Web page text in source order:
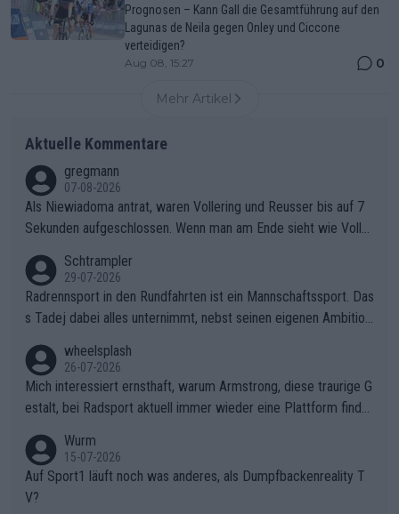
Prognosen – Kann Gall die Gesamtführung auf den
Lagunas de Neila gegen Onley und Ciccone
verteidigen?
Aug 08, 15:27 0
Mehr Artikel
Aktuelle Kommentare
gregmann
07-08-2026
Als Niewiadoma antrat, waren Vollering und Reusser bis auf 7
Sekunden aufgeschlossen. Wenn man am Ende sieht wie Voller
ering die 7 Sekunden zu Niewiadoma nicht geschlossen hat un
d den Abstand hat anwachsen lassen. Ein schwerer taktischer
Fehler, der den Tour Sieg kosten wird.Diese Beobachtung trifft
Zögerlichkeit von Demi Vollering in diesem Moment war das e
ntscheidende Puzzleteil, das Katarzyna Niewiadoma die Tür z
um Gelben Trikot geöffnet hat.Das taktische Dilemma am Mon
t VentouxDie psychologische Falle: Vollering spekulierte in die
ser Phase darauf, dass Marlen Reusser im Gelben Trikot die N
achführarbeit leistet, um ihre Gesamtführung zu verteidigen.De
r Pokereinsatz: Anstatt die verbleibenden 7 Sekunden sofort s
elbst zuzufahren, verließ sich Vollering zu lange auf die Tempo
Schtrampler
29-07-2026
Radrennsport in den Rundfahrten ist ein Mannschaftssport. Das
s Tadej dabei alles unternimmt, nebst seinen eigenen Ambition
ganze Team auch mental stark zu machen und konkret am Erf
olg teilzuhaben, ist ihm ganz hoch anzurechnen. Das ist ein Zei
chen weit über den Radsport hinaus.
wheelsplash
26-07-2026
Mich interessiert ernsthaft, warum Armstrong, diese traurige G
estalt, bei Radsport aktuell immer wieder eine Plattform finde
Wurm
15-07-2026
Auf Sport1 läuft noch was anderes, als Dumpfbackenreality T
V?